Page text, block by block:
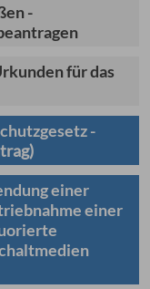
-
für das
-
einer
einer